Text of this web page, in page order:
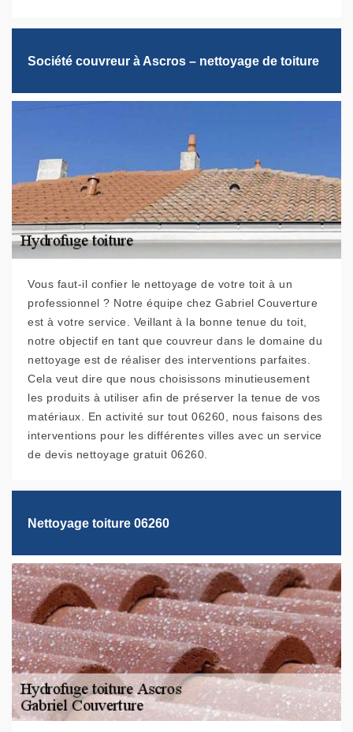
Société couvreur à Ascros – nettoyage de toiture
Vous faut-il confier le nettoyage de votre toit à un
professionnel ? Notre équipe chez Gabriel Couverture
est à votre service. Veillant à la bonne tenue du toit,
notre objectif en tant que couvreur dans le domaine du
nettoyage est de réaliser des interventions parfaites.
Cela veut dire que nous choisissons minutieusement
les produits à utiliser afin de préserver la tenue de vos
matériaux. En activité sur tout 06260, nous faisons des
interventions pour les différentes villes avec un service
de devis nettoyage gratuit 06260.
Nettoyage toiture 06260